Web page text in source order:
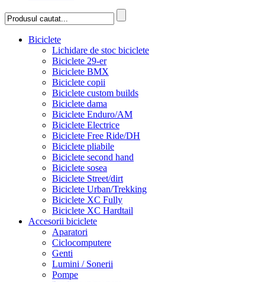
Biciclete
Lichidare de stoc biciclete
Biciclete 29-er
Biciclete BMX
Biciclete copii
Biciclete custom builds
Biciclete dama
Biciclete Enduro/AM
Biciclete Electrice
Biciclete Free Ride/DH
Biciclete pliabile
Biciclete second hand
Biciclete sosea
Biciclete Street/dirt
Biciclete Urban/Trekking
Biciclete XC Fully
Biciclete XC Hardtail
Accesorii biciclete
Aparatori
Ciclocomputere
Genti
Lumini / Sonerii
Pompe